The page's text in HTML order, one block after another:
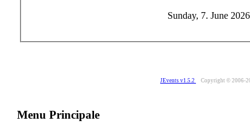
Sunday, 7. June 2026
JEvents v1.5.2 Copyright © 2006-
Menu Principale